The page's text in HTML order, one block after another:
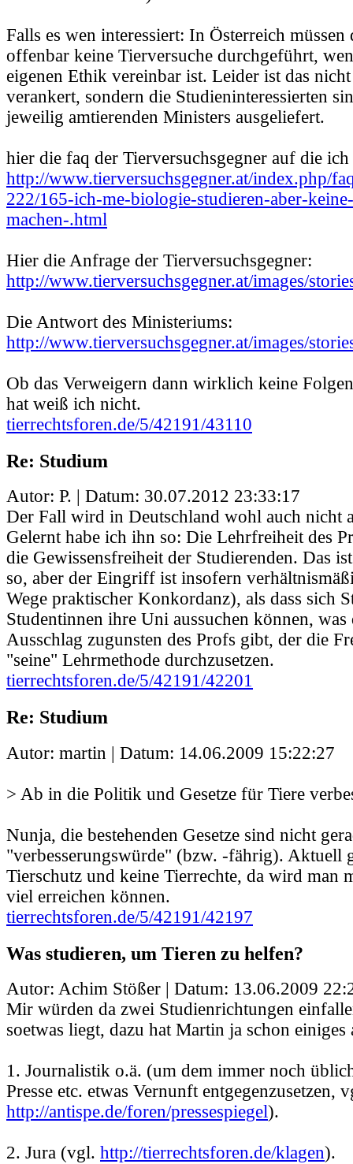
Falls es wen interessiert: In Österreich
offenbar keine Tierversuche durchgeführt,
eigenen Ethik vereinbar ist. Leider ist das
verankert, sondern die Studieninteressierten
jeweilig amtierenden Ministers ausgeliefert.
hier die faq der Tierversuchsgegner auf die
http://www.tierversuchsgegner.at/index.php/
222/165-ich-me-biologie-studieren-aber-
machen-.html
Hier die Anfrage der Tierversuchsgegner:
http://www.tierversuchsgegner.at/images/
Die Antwort des Ministeriums:
http://www.tierversuchsgegner.at/images/
Ob das Verweigern dann wirklich keine
hat weiß ich nicht.
tierrechtsforen.de/5/42191/43110
Re: Studium
Autor: P. | Datum: 30.07.2012 23:33:17
Der Fall wird in Deutschland wohl auch nicht
Gelernt habe ich ihn so: Die Lehrfreiheit des
die Gewissensfreiheit der Studierenden. Das
so, aber der Eingriff ist insofern
Wege praktischer Konkordanz), als dass sich
Studentinnen ihre Uni aussuchen können, was
Ausschlag zugunsten des Profs gibt, der die
"seine" Lehrmethode durchzusetzen.
tierrechtsforen.de/5/42191/42201
Re: Studium
Autor: martin | Datum: 14.06.2009 15:22:27
> Ab in die Politik und Gesetze für Tiere
Nunja, die bestehenden Gesetze sind nicht
"verbesserungswürde" (bzw. -fährig). Aktuell
Tierschutz und keine Tierrechte, da wird man
viel erreichen können.
tierrechtsforen.de/5/42191/42197
Was studieren, um Tieren zu helfen?
Autor: Achim Stößer | Datum: 13.06.2009
Mir würden da zwei Studienrichtungen
soetwas liegt, dazu hat Martin ja schon einiges
1. Journalistik o.ä. (um dem immer noch
Presse etc. etwas Vernunft entgegenzusetzen,
http://antispe.de/foren/pressespiegel).
2. Jura (vgl. http://tierrechtsforen.de/klagen).